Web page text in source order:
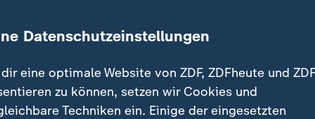
sind in der Region unter anderem wegen
im Einsatz. Am Samstag bombardierte das
nahe der Hauptstadt Sanaa. Darüber hinaus
ein Marschflugkörper über dem Roten Meer
Datenschutzeinstellungen
eine optimale Website von ZDF, ZDFheute und
zu können, setzen wir Cookies und
Techniken ein. Einige der eingesetzten